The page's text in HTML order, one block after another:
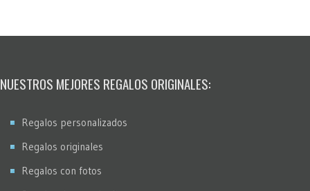
NUESTROS MEJORES REGALOS ORIGINALES:
Regalos personalizados
Regalos originales
Regalos con fotos